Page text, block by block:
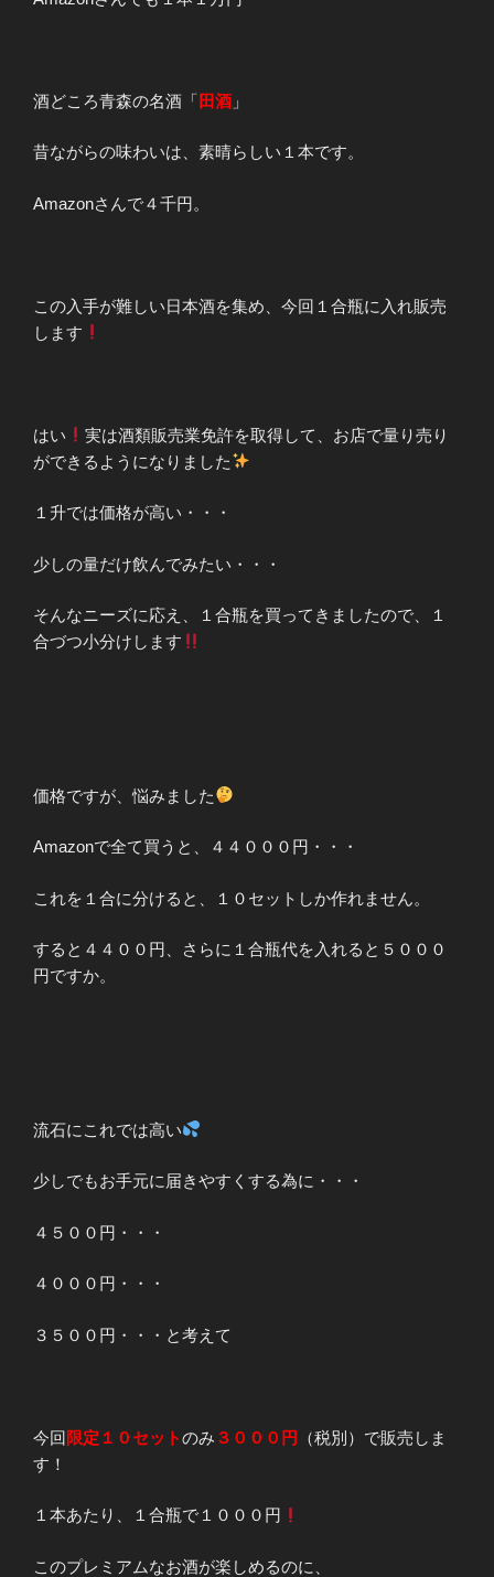
酒どころ青森の名酒「 田酒 」
昔ながらの味わいは、素晴らしい１本です。
Amazonさんで４千円。
この入手が難しい日本酒を集め、今回１合瓶に入れ販売
します
はい
実は酒類販売業免許を取得して、お店で量り売り
ができるようになりました
１升では価格が高い・・・
少しの量だけ飲んでみたい・・・
そんなニーズに応え、１合瓶を買ってきましたので、１
合づつ小分けします
価格ですが、悩みました
Amazonで全て買うと、４４０００円・・・
これを１合に分けると、１０セットしか作れません。
すると４４００円、さらに１合瓶代を入れると５０００
円ですか。
流石にこれでは高い
少しでもお手元に届きやすくする為に・・・
４５００円・・・
４０００円・・・
３５００円・・・と考えて
今回 限定１０セットのみ ３０００円
（税別）で販売しま
す！
１本あたり、１合瓶で１０００円
このプレミアムなお酒が楽しめるのに、